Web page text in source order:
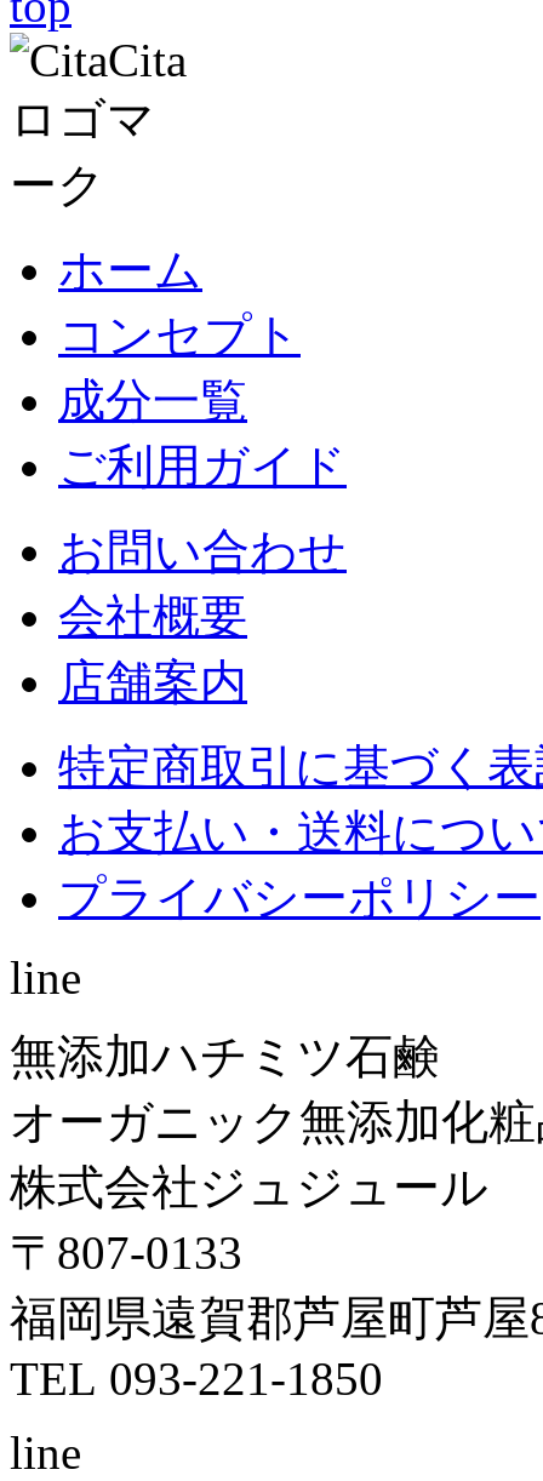
ホーム
コンセプト
成分一覧
ご利用ガイド
お問い合わせ
会社概要
店舗案内
特定商取引に基づく
お支払い・送料につ
プライバシーポリシー
line
無添加ハチミツ石鹸
オーガニック無添加化
株式会社ジュジュール
〒807-0133
福岡県遠賀郡芦屋町芦屋
TEL 093-221-1850
line